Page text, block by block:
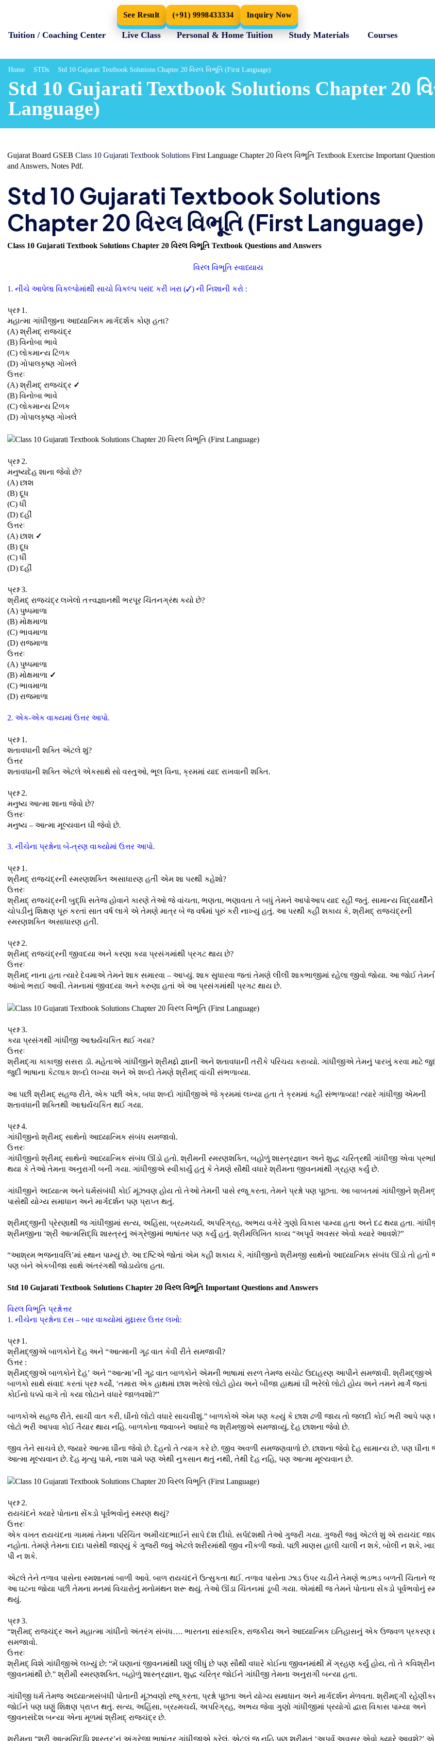
See Result (+91) 9998433334 Inquiry Now
Tuition / Coaching Center Live Class Personal & Home Tuition Study Materials Courses
Home STDs Std 10 Gujarati Textbook Solutions Chapter 20 વિરલ વિભૂતિ (First Language)
Std 10 Gujarati Textbook Solutions Chapter 20
Language)
Gujarat Board GSEB Class 10 Gujarati Textbook Solutions First Language Chapter 20 વિરલ વિભૂતિ Textbook Exercise Important
and Answers, Notes Pdf.
Std 10 Gujarati Textbook Solutions
Chapter 20 વિરલ વિભૂતિ (First Language)
Class 10 Gujarati Textbook Solutions Chapter 20 વિરલ વિભૂતિ Textbook Questions and Answers
વિરલ વિભૂતિ સ્વાધ્યાય
1. નીચે આપેલા વિકલ્પોમાંથી સાચો વિકલ્પ પસંદ કરી ખરા (✓) ની નિશાની કરો :
પ્રશ્ન 1.
મહાત્મા ગાંધીજીના આધ્યાત્મિક માર્ગદર્શક કોણ હતા?
(A) શ્રીમદ્ રાજચંદ્ર
(B) વિનોબા ભાવે
(C) લોકમાન્ય ટિળક
(D) ગોપાલકૃષ્ણ ગોખલે
ઉત્તરઃ
(A) શ્રીમદ્ રાજચંદ્ર ✓
(B) વિનોબા ભાવે
(C) લોકમાન્ય ટિળક
(D) ગોપાલકૃષ્ણ ગોખલે
પ્રશ્ન 2.
મનુષ્યદેહ શાના જેવો છે?
(A) છાશ
(B) દૂધ
(C) ધી
(D) દહીં
ઉત્તરઃ
(A) છાશ ✓
(B) દૂધ
(C) ધી
(D) દહીં
પ્રશ્ન 3.
શ્રીમદ્ રાજચંદ્ર લખેલો તત્ત્વજ્ઞાનથી ભરપૂર ચિંતનગ્રંથ કયો છે?
(A) પુષ્પમાળા
(B) મોક્ષમાળા
(C) ભાવમાળા
(D) રાજમાળા
ઉત્તરઃ
(A) પુષ્પમાળા
(B) મોક્ષમાળા ✓
(C) ભાવમાળા
(D) રાજમાળા
2. એક-એક વાક્યમાં ઉત્તર આપો.
પ્રશ્ન 1.
શતાવધાની શક્તિ એટલે શું?
ઉત્તર
શતાવધાની શક્તિ એટલે એકસાથે સો વસ્તુઓ, ભૂલ વિના, ક્રમમાં યાદ રાખવાની શક્તિ.
પ્રશ્ન 2.
મનુષ્ય આત્મા શાના જેવો છે?
ઉત્તરઃ
મનુષ્ય – આત્મા મૂલ્યવાન ઘી જેવો છે.
3. નીચેના પ્રશ્નોના બે-ત્રણ વાક્યોમાં ઉત્તર આપો.
પ્રશ્ન 1.
શ્રીમદ્ રાજચંદ્રની સ્મરણશક્તિ અસાધારણ હતી એમ શા પરથી કહેશો?
ઉત્તરઃ
શ્રીમદ્ રાજચંદ્રની બુદ્ધિ સતેજ હોવાને કારણે તેઓ જે વાંચતા, ભણતા, ભણાવતા તે બધું તેમને આપોઆપ યાદ રહી જતું. સામાન્ય વિદ્યાર્થીને
ચોપડીનું શિક્ષણ પૂરું કરતાં સાત વર્ષ લાગે એ તેમણે માત્ર બે જ વર્ષમાં પૂરું કરી નાખ્યું હતું. આ પરથી કહી શકાય કે, શ્રીમદ્ રાજચંદ્રની
સ્મરણશક્તિ અસાધારણ હતી.
પ્રશ્ન 2.
શ્રીમદ્ રાજચંદ્રની જીવદયા અને કરણા કયા પ્રસંગમાંથી પ્રગટ થાય છે?
ઉત્તરઃ
શ્રીમદ્ નાના હતા ત્યારે દેવમાએ તેમને શાક સમારવા – આપ્યું. શાક સુધારવા જતાં તેમણે લીલી શાકભાજીમાં રહેલા જીવો જોયા. આ જોઈ
આંખો ભરાઈ આવી. તેમનામાં જીવદયા અને કરુણા હતાં એ આ પ્રસંગમાંથી પ્રગટ થાય છે.
પ્રશ્ન 3.
કયા પ્રસંગથી ગાંધીજી આશ્ચર્યચકિત થઈ ગયા?
ઉત્તરઃ
શ્રીમદ્ગા કાકાજી સસરા ડૉ. મહેતાએ ગાંધીજીને શ્રીમદ્દો જ્ઞાની અને શતાવધાની તરીકે પરિચય કરાવ્યો. ગાંધીજીએ તેમનું પારખું કરવા માટે
જુદી ભાષાના કેટલાક શબ્દો લખ્યા અને એ શબ્દો તેમણે શ્રીમદ્ વાંચી સંભળાવ્યા.
આ પછી શ્રીમદ્ સહજ રીતે, એક પછી એક, બધા શબ્દો ગાંધીજીએ જે ક્રમમાં લખ્યા હતા તે ક્રમમાં કહી સંભળાવ્યા! ત્યારે ગાંધીજી એમની
શતાવધાની શક્તિથી આશ્ચર્યચકિત થઈ ગયા.
પ્રશ્ન 4.
ગાંધીજીનો શ્રીમદ્ સાથેનો આધ્યાત્મિક સંબંધ સમજાવો.
ઉત્તરઃ
ગાંધીજીનો શ્રીમદ્ સાથેનો આધ્યાત્મિક સંબંધ ઊંડો હતો. શ્રીમની સ્મરણશક્તિ, બહોળું શાસ્ત્રજ્ઞાન અને શુદ્ધ ચરિત્રથી ગાંધીજી એવા
થયા કે તેઓ તેમના અનુરાગી બની ગયા. ગાંધીજીએ સ્વીકાર્યું હતું કે તેમણે સૌથી વધારે શ્રીમના જીવનમાંથી ગ્રહણ કર્યું છે.
ગાંધીજીને અધ્યાત્મ અને ધર્મસંબંધી કોઈ મૂંઝવણ હોય તો તેઓ તેમની પાસે રજૂ કરતા, તેમને પ્રશ્નો પણ પૂછતા. આ બાબતમાં ગાંધીજીને
પાસેથી યોગ્ય સમાધાન અને માર્ગદર્શન પણ પ્રાપ્ત થતું.
શ્રીમદ્જીની પ્રેરણાથી જ ગાંધીજીમાં સત્ય, અહિંસા, બ્રહ્મચર્ય, અપરિગ્રહ, અભય વગેરે ગુણો વિકાસ પામ્યા હતા અને દઢ થયા હતા.
શ્રીમજીના ‘શ્રી આત્મસિદ્ધિ શાસ્ત્રનું અંગ્રેજીમાં ભાષાંતર પણ કર્યું હતું. શ્રીમલિખિત કાવ્ય “અપૂર્વ અવસર એવો ક્યારે આવશે?”
“આશ્રમ ભજનાવલિ’માં સ્થાન પામ્યું છે. આ દષ્ટિએ જોતાં એમ કહી શકાય કે, ગાંધીજીનો શ્રીમજી સાથેનો આધ્યાત્મિક સંબંધ ઊંડો તો હતો
પણ બંને એકબીજા સાથે અંતરંગથી જોડાયેલા હતા.
Std 10 Gujarati Textbook Solutions Chapter 20 વિરલ વિભૂતિ Important Questions and Answers
વિરલ વિભૂતિ પ્રશ્નોત્તર
1. નીચેના પ્રશ્નોના દસ – બાર વાક્યોમાં મુદ્દાસર ઉત્તર લખો:
પ્રશ્ન 1.
શ્રીમદ્જીએ બાળકોને દેહ અને “આત્માની ગૂઢ વાત કેવી રીતે સમજાવી?
ઉત્તર :
શ્રીમદ્જીએ બાળકોને દેહ’ અને “આત્મા’ની ગૂઢ વાત બાળકોને એમની ભાષામાં સરળ તેમજ સચોટ ઉદાહરણ આપીને સમજાવી. શ્રીમદ્જીએ
બાળકો સાથે સંવાદ કરતાં પ્રશ્ન કર્યો, ‘તમારા એક હાથમાં છાશ ભરેલો લોટો હોય અને બીજા હાથમાં ઘી ભરેલો લોટો હોય અને તમને માર્ગે જતાં
કોઈનો ધક્કો વાગે તો કયા લોટાને વધારે જાળવશો?”
બાળકોએ સહજ રીતે, સાચી વાત કરી, ઘીનો લોટો વધારે સાચવીશું.” બાળકોએ એમ પણ કહ્યું કે છાશ ઢળી જાય તો જલદી કોઈ ભરી આપે પણ
લોટો ભરી આપવા કોઈ તૈયાર થાય નહિ. બાળકોના જવાબને આધારે જ શ્રીમજીએ સમજાવ્યું, દેહ છાશના જેવો છે.
જીવ તેને સાચવે છે, જ્યારે આત્મા ઘીના જેવો છે. દેહનો તે ત્યાગ કરે છે. જીવ અવળી સમજણવાળો છે. છાશના જેવો દેહ સામાન્ય છે, પણ ઘીના
આત્મા મૂલ્યવાન છે. દેહ મૃત્યુ પામે, નાશ પામે પણ એથી નુકસાન થતું નથી, તેથી દેહ નહિ, પણ આત્મા મૂલ્યવાન છે.
પ્રશ્ન 2.
રાયચંદને ક્યારે પોતાના સેંકડો પૂર્વભવોનું સ્મરણ થયું?
ઉત્તરઃ
એક વખત રાયચંદના ગામમાં તેમના પરિચિત અમીચંદભાઈને સાપે દંશ દીધો. સર્પદંશથી તેઓ ગુજરી ગયા. ગુજરી જવું એટલે શું એ રાયચંદ
નહોતા. તેમણે તેમના દાદા પાસેથી જાણ્યું કે ગુજરી જવું એટલે શરીરમાંથી જીવ નીકળી જવો. પછી માણસ હાલી ચાલી ન શકે, બોલી ન શકે,
પી ન શકે.
એટલે તેને તળાવ પાસેના સ્મશાનમાં બાળી આવે. બાળ રાયચંદને ઉત્સુકતા થઈ. તળાવ પાસેના ઝાડ ઉપર ચડીને તેમણે ભડભડ બળતી ચિતાને
આ ઘટના જોયા પછી તેમના મનમાં વિચારોનું મનોમંથન શરૂ થયું. તેઓ ઊંડા ચિંતનમાં ડૂબી ગયા. એમાંથી જ તેમને પોતાના સેંકડો પૂર્વભવોનું
થયું.
પ્રશ્ન 3.
“શ્રીમદ્ રાજચંદ્ર અને મહાત્મા ગાંધીનો અંતરંગ સંબંધ…. ભારતના સાંસ્કારિક, રાજકીય અને આધ્યાત્મિક ઇતિહાસનું એક ઉજ્વળ પ્રકરણ
સમજાવો.
ઉત્તરઃ
શ્રીમદ્ વિશે ગાંધીજીએ લખ્યું છે: “મેં ઘણાનાં જીવનમાંથી ઘણું લીધું છે પણ સૌથી વધારે કોઈના જીવનમાંથી મેં ગ્રહણ કર્યું હોય, તો તે
જીવનમાંથી છે.” શ્રીમી સ્મરણશક્તિ, બહોળું શાસ્ત્રજ્ઞાન, શુદ્ધ ચરિત્ર જોઈને ગાંધીજી તેમના અનુરાગી બન્યા હતા.
ગાંધીજી ધર્મ તેમજ અધ્યાત્મસંબંધી પોતાની મૂંઝવણો રજૂ કરતા, પ્રશ્નો પૂછતા અને યોગ્ય સમાધાન અને માર્ગદર્શન મેળવતા. શ્રીમદ્ગી
જોઈને પણ ઘણું શિક્ષણ પ્રાપ્ત થતું. સત્ય, અહિંસા, બ્રહ્મચર્ય, અપરિગ્રહ, અભય જેવા ગુણો ગાંધીજીમાં પ્રયોગો દ્વારા વિકાસ પામ્યા અને
જીવનસંદેશ બન્યા એના મૂળમાં શ્રીમદ્ રાજચંદ્ર છે.
શ્રીમના “શ્રી આત્મસિદ્ધિ શાસ્ત્ર’નું અંગ્રેજી ભાષાંતર ગાંધીજીએ કરેલું, એટલું જ નહિ પણ શ્રીમતું ‘અપૂર્વ અવસર એવો ક્યારે આવશે?’ એ